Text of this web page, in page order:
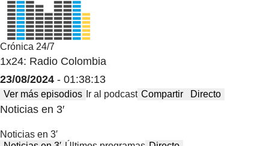
Crónica 24/7
1x24: Radio Colombia
23/08/2024 - 01:38:13
Ver más episodios Ir al podcast Compartir Directo
Noticias en 3′
Noticias en 3′